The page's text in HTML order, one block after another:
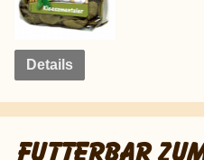
Details
FUTTERBAR ZUM